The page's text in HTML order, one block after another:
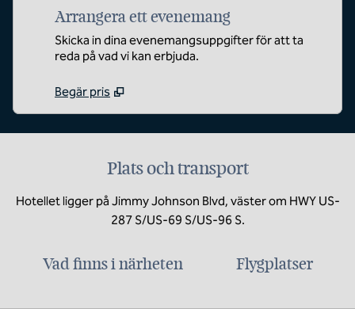
Arrangera ett evenemang
Skicka in dina evenemangsuppgifter för att ta
reda på vad vi kan erbjuda.
Begär pris
Plats och transport
Hotellet ligger på Jimmy Johnson Blvd, väster om HWY US-
287 S/US-69 S/US-96 S.
Vad finns i närheten Flygplatser